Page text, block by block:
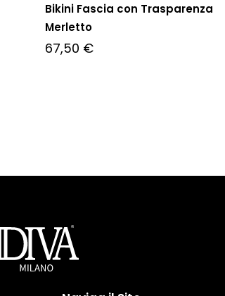
Bikini Fascia con Trasparenza
Merletto
67,50 €